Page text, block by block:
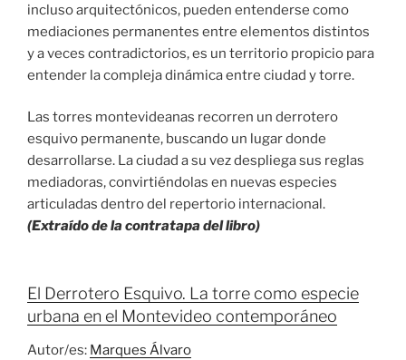
incluso arquitectónicos, pueden entenderse como
mediaciones permanentes entre elementos distintos
y a veces contradictorios, es un territorio propicio para
entender la compleja dinámica entre ciudad y torre.
Las torres montevideanas recorren un derrotero
esquivo permanente, buscando un lugar donde
desarrollarse. La ciudad a su vez despliega sus reglas
mediadoras, convirtiéndolas en nuevas especies
articuladas dentro del repertorio internacional.
(Extraído de la contratapa del libro)
El Derrotero Esquivo. La torre como especie
urbana en el Montevideo contemporáneo
Autor/es: Marques Álvaro